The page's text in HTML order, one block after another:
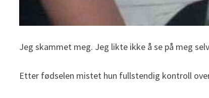
Jeg skammet meg. Jeg likte ikke å se på meg
Etter fødselen mistet hun fullstendig kontroll